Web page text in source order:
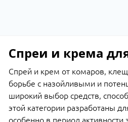
Спреи и крема
Спрей и крем от комаров,
борьбе с назойливыми и
широкий выбор средств,
этой категории разработаны
особенно в период